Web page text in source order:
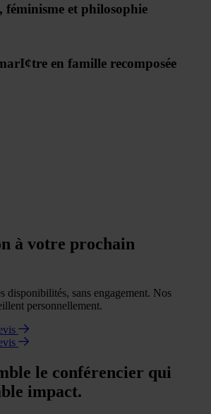
féminisme et philosophie
en famille recomposée
à votre prochain
disponibilités, sans engagement. Nos
personnellement.
le conférencier qui
impact.